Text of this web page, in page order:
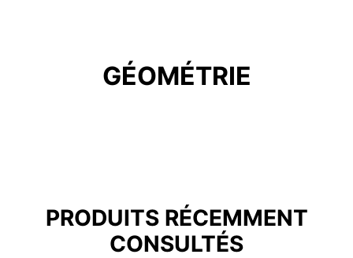
GÉOMÉTRIE
PRODUITS RÉCEMMENT
CONSULTÉS